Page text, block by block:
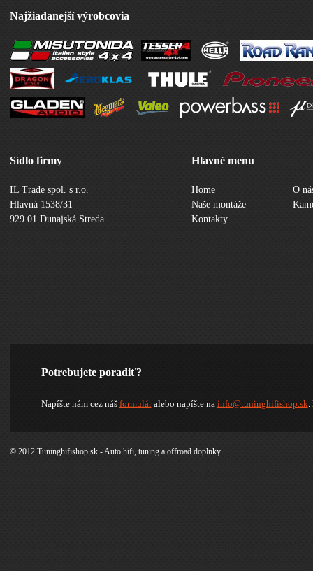
Najžiadanejší výrobcovia
Sídlo firmy
IL Trade spol. s r.o.
Hlavná 1538/31
929 01 Dunajská Streda
Hlavné menu
Home
O
Naše montáže
Kontakty
Potrebujete poradiť?
Napíšte nám cez náš formuláralebo napíšte na info@tuninghifishop.sk.
© 2012 Tuninghifishop.sk - Auto hifi, tuning a offroad doplnky